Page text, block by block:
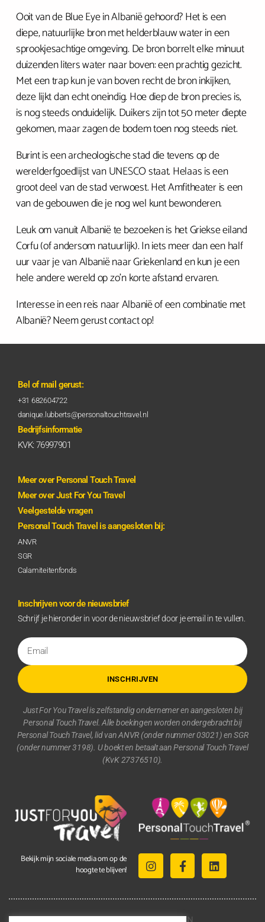
Ooit van de Blue Eye in Albanië gehoord? Het is een
diepe, natuurlijke bron met helderblauw water in een
sprookjesachtige omgeving. De bron borrelt elke minuut
duizenden liters water naar boven: een prachtig gezicht.
Met een trap kun je van boven recht de bron inkijken,
deze lijkt dan echt oneindig. Hoe diep de bron precies is,
is nog steeds onduidelijk. Duikers zijn tot 50 meter diepte
gekomen, maar zagen de bodem toen nog steeds niet.
Burint is een archeologische stad die tevens op de
werelderfgoedlijst van UNESCO staat. Helaas is een
groot deel van de stad verwoest. Het Amfitheater is een
van de gebouwen die je nog wel kunt bewonderen.
Leuk om vanuit Albanië te bezoeken is het Griekse eiland
Corfu (of andersom natuurlijk). In iets meer dan een half
uur vaar je van Albanië naar Griekenland en kun je een
hele andere wereld op zo’n korte afstand ervaren.
Interesse in een reis naar Albanië of een combinatie met
Albanië? Neem gerust contact op!
Bel of mail gerust:
+31 682604722
danique.lubberts@personaltouchtravel.nl
Bedrijfsinformatie
KVK: 76997901
Meer over Personal Touch Travel
Meer over Just For You Travel
Veelgestelde vragen
Personal Touch Travel is aangesloten bij:
ANVR
SGR
Calamiteitenfonds
Inschrijven voor de nieuwsbrief
Schrijf je hieronder in voor de nieuwsbrief door je email in te vullen.
INSCHRIJVEN
Just For You Travel is zelfstandig ondernemer en aangesloten bij
Personal Touch Travel. Alle boekingen worden ondergebracht bij
Personal Touch Travel, lid van ANVR (onder nummer 03021) en SGR
(onder nummer 3198). U boekt en betaalt aan Personal Touch Travel
(KvK 27376510).
Bekijk mijn sociale media om op de
hoogte te blijven!